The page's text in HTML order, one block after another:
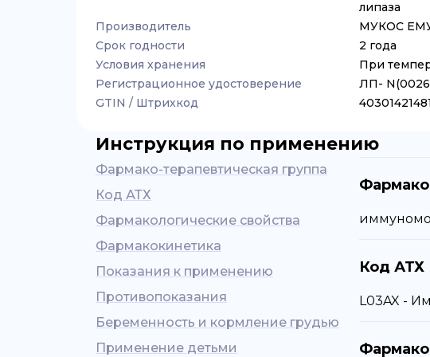
липаза
Производитель
МУКОС
Срок годности
2 года
Условия хранения
При
Регистрационное удостоверение
ЛП-
GTIN / Штрихкод
Инструкция по применению
Фармако-терапевтическая группа
Код АТХ
Фармакологические свойства
Фармакокинетика
Показания к применению
Противопоказания
Беременность и кормление грудью
Применение детьми
Код АТХ
L03AX -